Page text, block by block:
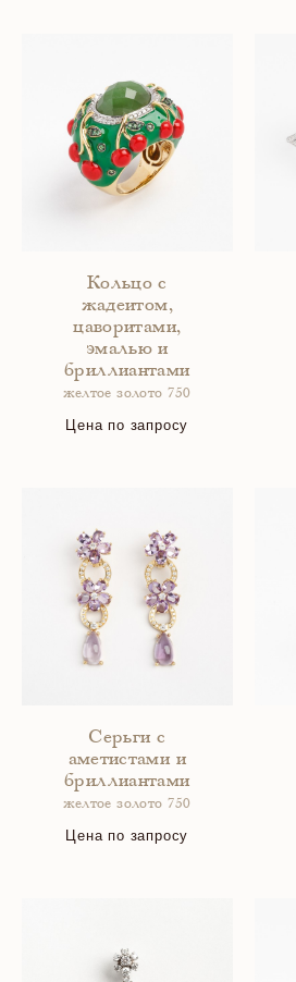
Кольцо с
жадеитом,
цаворитами,
эмалью и
бриллиантами
желтое золото 750
Цена по запросу
Серьги с
аметистами и
бриллиантами
желтое золото 750
Цена по запросу